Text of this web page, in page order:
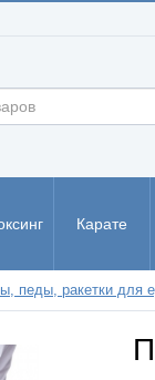
Карате
педы, ракетки для